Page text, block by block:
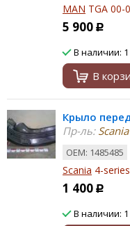
MAN TGA 00-
5 900 Р
В наличии:
В
Крыло
Пр-ль:Scania
ОЕМ: 1485485
Scania 4-
1 400 Р
В наличии: